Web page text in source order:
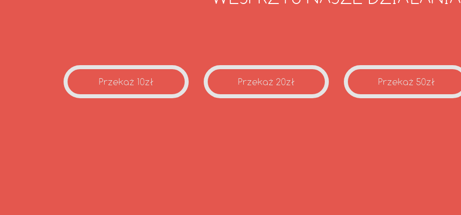
Przekaż 10zł Przekaż 20zł Przekaż 50zł